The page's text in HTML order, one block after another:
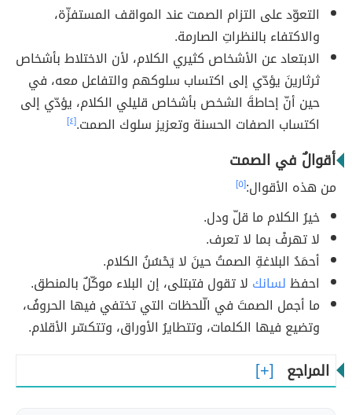
التعوّد على التزام الصمت عند المواقف المستفزّة،
والاكتفاء بالنظراتِ الصارمة.
الابتعاد عن الأشخاص كثيري الكلام، لأن الاختلاط بأشخاص
ثرثارينَ يؤدّي إلى اكتساب سلوكهم والتفاعل معه، في
حين أنّ إحاطةَ الشخص بأشخاص قليلي الكلام، يؤدّي إلى
اكتساب الصفات الحسنة وتعزيز سلوك الصمت.[٤]
أقوالٌ في الصمت
من هذه الأقوال:[٥]
خيرُ الكلام ما قلّ ودل.
لا تهرفْ بما لا تعرف.
أحمَدُ البلاغةِ الصمتُ حينَ لا يَحْسُنُ الكلام.
احفظلسانك لا تقول فتبتلى، إن البلاء موكّلٌ بالمنطق.
ما أجمل الصمتَ في الّلحظات التي تختفي فيها الحروفُ،
وتضيع فيها الكلمات، وتتطايرُ الأوراق، وتتكسّر الأقلام.
المراجع